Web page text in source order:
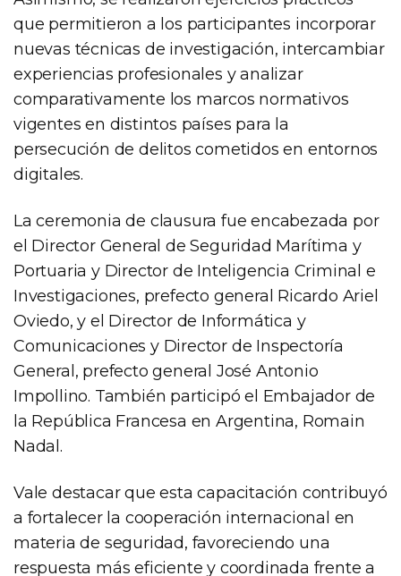
que permitieron a los participantes incorporar
nuevas técnicas de investigación, intercambiar
experiencias profesionales y analizar
comparativamente los marcos normativos
vigentes en distintos países para la
persecución de delitos cometidos en entornos
digitales.
La ceremonia de clausura fue encabezada por
el Director General de Seguridad Marítima y
Portuaria y Director de Inteligencia Criminal e
Investigaciones, prefecto general Ricardo Ariel
Oviedo, y el Director de Informática y
Comunicaciones y Director de Inspectoría
General, prefecto general José Antonio
Impollino. También participó el Embajador de
la República Francesa en Argentina, Romain
Nadal.
Vale destacar que esta capacitación contribuyó
a fortalecer la cooperación internacional en
materia de seguridad, favoreciendo una
respuesta más eficiente y coordinada frente a